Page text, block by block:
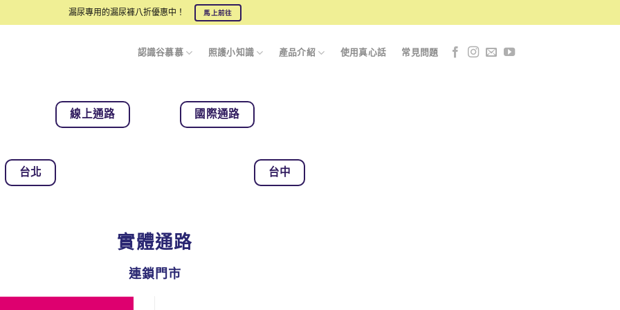
漏尿專用的漏尿褲八折優惠中！ 馬上前往
認識谷慕慕 照護小知識 產品介紹 使用真心話 常見問題
線上通路 國際通路
台北 台中
實體通路
連鎖門市